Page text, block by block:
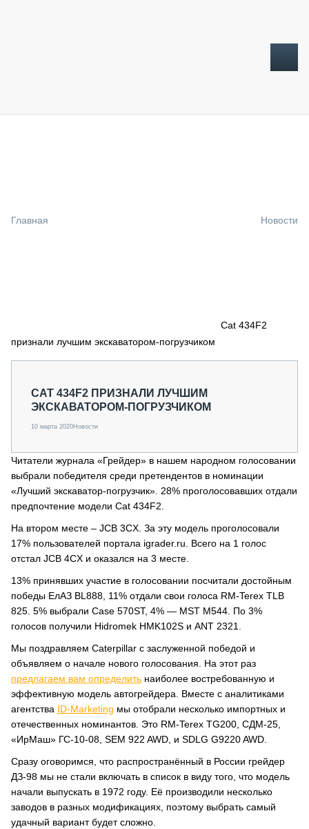
СПЕЦПРОЕКТЫ
О ПРОЕКТЕ
Главная Новости
Cat 434F2
признали лучшим экскаватором-погрузчиком
CAT 434F2 ПРИЗНАЛИ ЛУЧШИМ
ЭКСКАВАТОРОМ-ПОГРУЗЧИКОМ
10 марта 2020Новости
Читатели журнала «Грейдер» в нашем народном голосовании
выбрали победителя среди претендентов в номинации
«Лучший экскаватор-погрузчик». 28% проголосовавших отдали
предпочтение модели Cat 434F2.
На втором месте – JCB 3CX. За эту модель проголосовали
17% пользователей портала igrader.ru. Всего на 1 голос
отстал JCB 4CX и оказался на 3 месте.
13% принявших участие в голосовании посчитали достойным
победы ЕлАЗ BL888, 11% отдали свои голоса RM-Terex TLB
825. 5% выбрали Case 570ST, 4% — MST M544. По 3%
голосов получили Hidromek HMK102S и ANT 2321.
Мы поздравляем Caterpillar с заслуженной победой и
объявляем о начале нового голосования. На этот раз
предлагаем вам определить наиболее востребованную и
эффективную модель автогрейдера. Вместе с аналитиками
агентства ID-Marketing мы отобрали несколько импортных и
отечественных номинантов. Это RM-Terex TG200, СДМ-25,
«ИрМаш» ГС-10-08, SEM 922 AWD, и SDLG G9220 AWD.
Сразу оговоримся, что распространённый в России грейдер
ДЗ-98 мы не стали включать в список в виду того, что модель
начали выпускать в 1972 году. Её производили несколько
заводов в разных модификациях, поэтому выбрать самый
удачный вариант будет сложно.